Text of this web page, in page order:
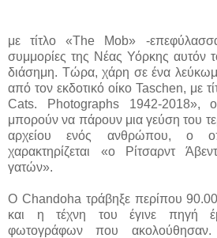
με τίτλο «The Mob» -
συμμορίες της Νέας Υόρκης αυτόν
διάσημη. Τώρα, χάρη σε ένα
από τον εκδοτικό οίκο Taschen, με
Cats. Photographs 1942-2018»,
μπορούν να πάρουν μια γεύση του
αρχείου ενός ανθρώπου, ο
χαρακτηρίζεται «ο Ρίτσαρντ
γατών».
Ο Chandoha τράβηξε περίπου
και η τέχνη του έγινε πηγή
φωτογράφων που